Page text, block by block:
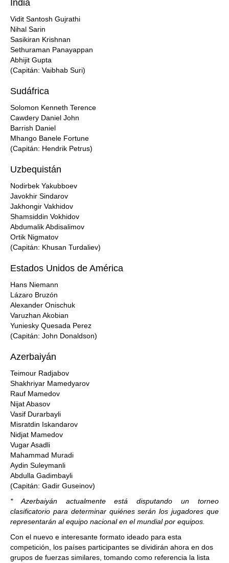
India
Vidit Santosh Gujrathi
Nihal Sarin
Sasikiran Krishnan
Sethuraman Panayappan
Abhijit Gupta
(Capitán: Vaibhab Suri)
Sudáfrica
Solomon Kenneth Terence
Cawdery Daniel John
Barrish Daniel
Mhango Banele Fortune
(Capitán: Hendrik Petrus)
Uzbequistán
Nodirbek Yakubboev
Javokhir Sindarov
Jakhongir Vakhidov
Shamsiddin Vokhidov
Abdumalik Abdisalimov
Ortik Nigmatov
(Capitán: Khusan Turdaliev)
Estados Unidos de América
Hans Niemann
Lázaro Bruzón
Alexander Onischuk
Varuzhan Akobian
Yuniesky Quesada Perez
(Capitán: John Donaldson)
Azerbaiyán
Teimour Radjabov
Shakhriyar Mamedyarov
Rauf Mamedov
Nijat Abasov
Vasif Durarbayli
Misratdin Iskandarov
Nidjat Mamedov
Vugar Asadli
Mahammad Muradi
Aydin Suleymanli
Abdulla Gadimbayli
(Capitán: Gadir Guseinov)
* Azerbaiyán actualmente está disputando un torneo
clasificatorio para determinar quiénes serán los jugadores que
representarán al equipo nacional en el mundial por equipos.
Con el nuevo e interesante formato ideado para esta
competición, los países participantes se dividirán ahora en dos
grupos de fuerzas similares, tomando como referencia la lista